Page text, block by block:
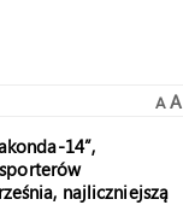
A A
14”,
najliczniejszą